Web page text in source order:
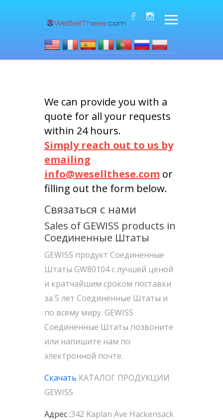
We can provide you with a
quote for all your requests
within 24 hours.
Simply reach out to us by
emailing
info@wesellthese.com or
filling out the form below.
Связаться с нами
Sales of GEWISS products in
Соединенные Штаты
GEWISS продукт Соединенные
Штаты GW80104 с лучшей ценой
и кратчайшим сроком поставки
за 5 лет Соединенные Штаты и
по всему миру. GEWISS
Соединенные Штаты позвоните
или напишите нам по
электронной почте.
Скачать КАТАЛОГ ПРОДУКЦИИ
GEWISS
Адрес :342 Kaplan Ave Hackensack